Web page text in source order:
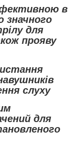
в
значного
для
прояву
слуху
для